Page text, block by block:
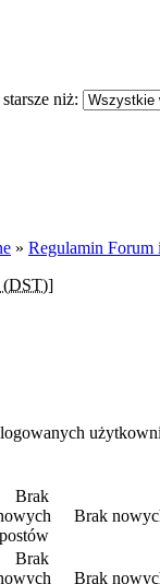
niż:
» Regulamin Forum
(DST)]
Brak
Brak